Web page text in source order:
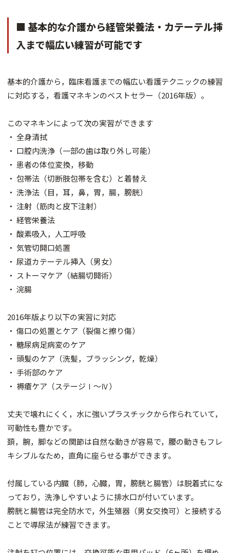
■ 基本的な介護から経管栄養法・カテーテル挿
入まで幅広い練習が可能です
基本的介護から，臨床看護までの幅広い看護テクニックの練習
に対応する，看護マネキンのベストセラー（2016年版）。
このマネキンによって次の実習ができます
・ 全身清拭
・ 口腔内洗浄（一部の歯は取り外し可能）
・ 患者の体位変換，移動
・ 包帯法（切断肢包帯を含む）と着替え
・ 洗浄法（目，耳，鼻，胃，腸，膀胱）
・ 注射（筋肉と皮下注射）
・ 経管栄養法
・ 酸素吸入，人工呼吸
・ 気管切開口処置
・ 尿道カテーテル挿入（男女）
・ ストーマケア（結腸切開術）
・ 浣腸
2016年版より以下の実習に対応
・ 傷口の処置とケア（裂傷と擦り傷）
・ 糖尿病足病変のケア
・ 頭髪のケア（洗髪，ブラッシング，乾燥）
・ 手術部のケア
・ 褥瘡ケア（ステージⅠ～Ⅳ）
丈夫で壊れにくく，水に強いプラスチックから作られていて，
可動性も豊かです。
頚，腕，脚などの関節は自然な動きが容易で，腰の動きもフレ
キシブルなため，直角に座らせる事ができます。
付属している内臓（肺，心臓，胃，膀胱と腸管）は脱着式にな
っており，洗浄しやすいように排水口が付いています。
膀胱と腸管は完全防水で，外生殖器（男女交換可）と接続する
ことで導尿法が練習できます。